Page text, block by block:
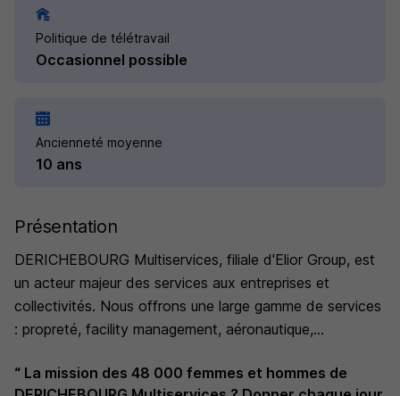
Politique de télétravail
Occasionnel possible
Ancienneté moyenne
10 ans
Présentation
DERICHEBOURG Multiservices, filiale d'Elior Group, est
un acteur majeur des services aux entreprises et
collectivités. Nous offrons une large gamme de services
: propreté, facility management, aéronautique,
télésurveillance, intérim, santé...
“ La mission des 48 000 femmes et hommes de